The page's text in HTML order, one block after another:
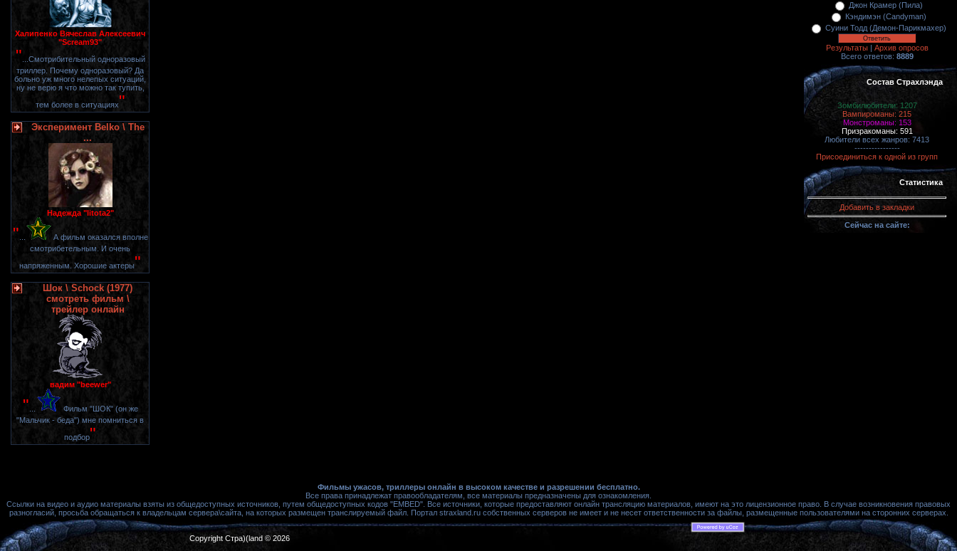
Халипенко Вячеслав Алексеевич
"Scream93"
" ...Смотрибительный одноразовый
триллер. Почему одноразовый? Да
больно уж много нелепых ситуаций,
ну не верю я что можно так тупить,
тем более в ситуациях"
Эксперимент Belko \ The
...
Надежда "litota2"
"
А фильм оказался вполне
смотрибетельным. И очень
напряженным. Хорошие актеры"
Шок \ Schock (1977)
смотреть фильм \
трейлер онлайн
вадим "beewer"
"
Фильм "ШОК" (он же
"Мальчик - беда") мне помниться в
подбор"
Джон Крамер (Пила)
Кэндимэн (Candyman)
Суини Тодд (Демон-Парикмахер)
Результаты| Архив опросов
Всего ответов: 8889
Состав Страхлэнда
Зомбилюбители: 1207
Вампироманы: 215
Монстроманы: 153
Призракоманы: 591
Любители всех жанров: 7413
----------------
Присоединиться к одной из групп
Статистика
Добавить в закладки
Сейчас на сайте:
Фильмы ужасов, триллеры онлайн в высоком качестве и разрешении бесплатно.
Все права принадлежат правообладателям, все материалы предназначены для ознакомления.
Ссылки на видео и аудио материалы взяты из общедоступных источников, путем общедоступных кодов "EMBED". Все источники, которые предоставляют онлайн трансляцию материалов, имеют на это лицензионное право. В случае возникновения правовых
разногласий, просьба обращаться к владельцам сервера\сайта, на которых размещен транслируемый файл. Портал straxland.ru собственных серверов не имеет и не несет ответственности за файлы, размещенные пользователями на сторонних серверах.
Copyright Стра)(land © 2026